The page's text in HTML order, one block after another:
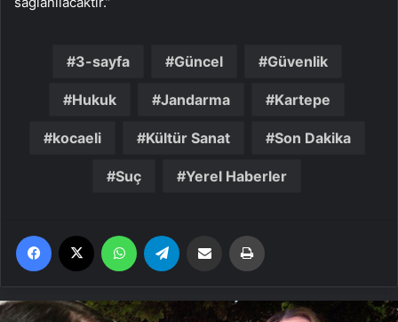
3-sayfa Güncel Güvenlik
Hukuk Jandarma Kartepe
kocaeli Kültür Sanat Son Dakika
Suç Yerel Haberler
Facebook WhatsApp Email'den paylaş